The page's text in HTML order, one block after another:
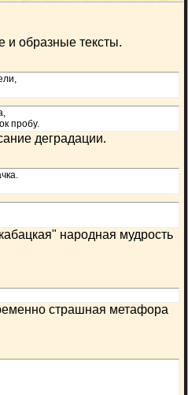
и образные тексты.
пробу.
деградации.
народная мудрость
страшная метафора